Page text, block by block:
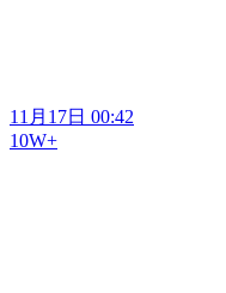
11月17日 00:42
10W+